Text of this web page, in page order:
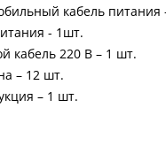
кабель питания
- 1шт.
кабель 220 В – 1 шт.
– 12 шт.
– 1 шт.